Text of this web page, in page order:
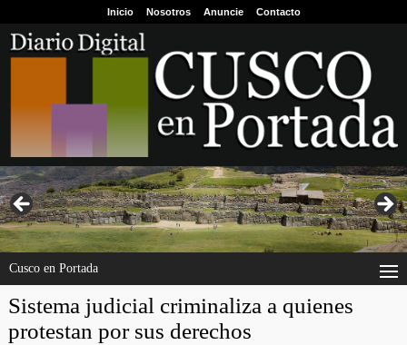
Inicio Nosotros Anuncie Contacto
Cusco en Portada
Sistema judicial criminaliza a quienes
protestan por sus derechos